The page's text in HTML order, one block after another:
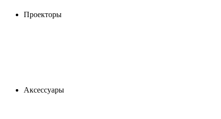
Проекторы
Аксессуары